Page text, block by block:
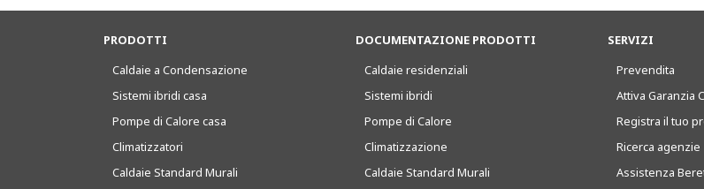
PRODOTTI
Caldaie a Condensazione
Sistemi ibridi casa
Pompe di Calore casa
Climatizzatori
Caldaie Standard Murali
DOCUMENTAZIONE PRODOTTI
Caldaie residenziali
Sistemi ibridi
Pompe di Calore
Climatizzazione
Caldaie Standard Murali
SERVIZI
Prevendita
Attiva Garanzia
Registra il tuo
Ricerca agenzie
Assistenza